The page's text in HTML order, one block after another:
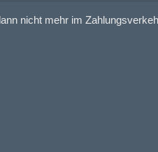
nicht mehr im